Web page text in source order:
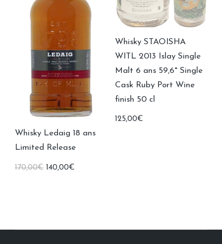
Whisky Ledaig 18 ans
Limited Release
170,00€ Le
140,00€
Whisky STAOISHA
WITL 2013 Islay Single
Malt 6 ans 59,6° Single
Cask Ruby Port Wine
finish 50 cl
125,00€